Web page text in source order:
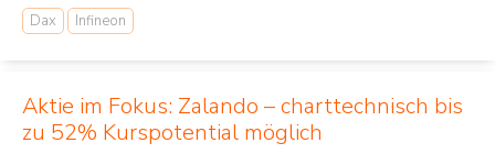
Dax Infineon
Aktie im Fokus: Zalando – charttechnisch bis
zu 52% Kurspotential möglich